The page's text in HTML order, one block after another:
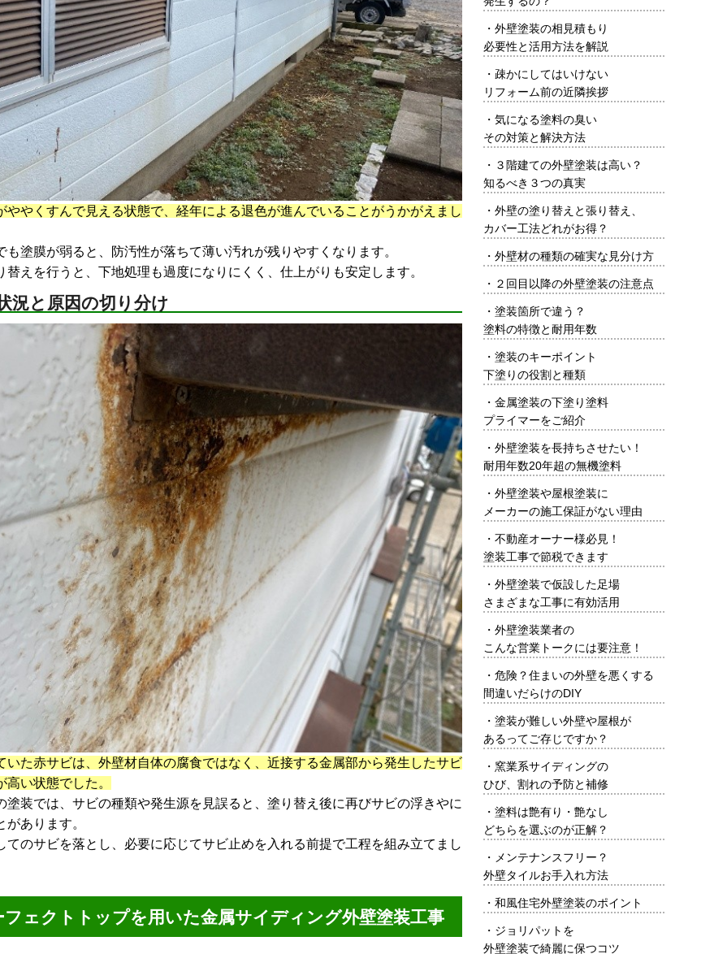
ややくすんで見える状態で、経年による退色が進んでいることがうかがえまし
も塗膜が弱ると、防汚性が落ちて薄い汚れが残りやすくなります。
替えを行うと、下地処理も過度になりにくく、仕上がりも安定します。
況と原因の切り分け
いた赤サビは、外壁材自体の腐食ではなく、近接する金属部から発生したサビ
い状態でした。
塗装では、サビの種類や発生源を見誤ると、塗り替え後に再びサビの浮きやに
があります。
てのサビを落とし、必要に応じてサビ止めを入れる前提で工程を組み立てまし
ェクトトップを用いた金属サイディング外壁塗装工事
・ 外壁塗装の相見積もり
必要性と活用方法を解説
・ 疎かにしてはいけない
リフォーム前の近隣挨拶
・ 気になる塗料の臭い
その対策と解決方法
・ ３階建ての外壁塗装は高い？
知るべき３つの真実
・ 外壁の塗り替えと張り替え、
カバー工法どれがお得？
・ 外壁材の種類の確実な見分け方
・ ２回目以降の外壁塗装の注意点
・ 塗装箇所で違う？
塗料の特徴と耐用年数
・ 塗装のキーポイント
下塗りの役割と種類
・ 金属塗装の下塗り塗料
プライマーをご紹介
・ 外壁塗装を長持ちさせたい！
耐用年数20年超の無機塗料
・ 外壁塗装や屋根塗装に
メーカーの施工保証がない理由
・ 不動産オーナー様必見！
塗装工事で節税できます
・ 外壁塗装で仮設した足場
さまざまな工事に有効活用
・ 外壁塗装業者の
こんな営業トークには要注意！
・ 危険？住まいの外壁を悪くする
間違いだらけのDIY
・ 塗装が難しい外壁や屋根が
あるってご存じですか？
・ 窯業系サイディングの
ひび、割れの予防と補修
・ 塗料は艶有り・艶なし
どちらを選ぶのが正解？
・ メンテナンスフリー？
外壁タイルお手入れ方法
・ 和風住宅外壁塗装のポイント
・ ジョリパットを
外壁塗装で綺麗に保つコツ